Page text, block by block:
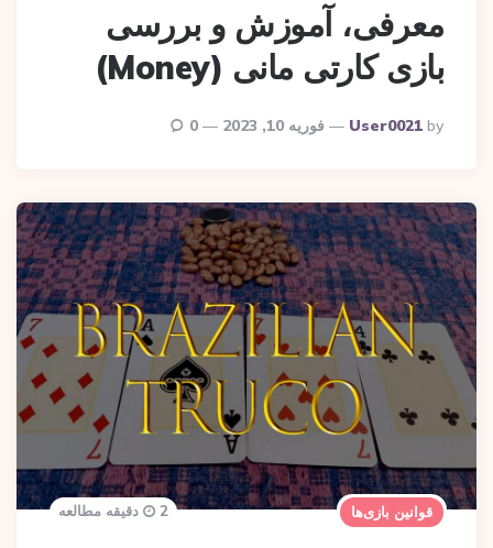
معرفی، آموزش و بررسی
بازی کارتی مانی (Money)
Posted
By
By
User0021 فوریه 10, 2023 0
قوانین بازی‌ها 2 دقیقه مطالعه